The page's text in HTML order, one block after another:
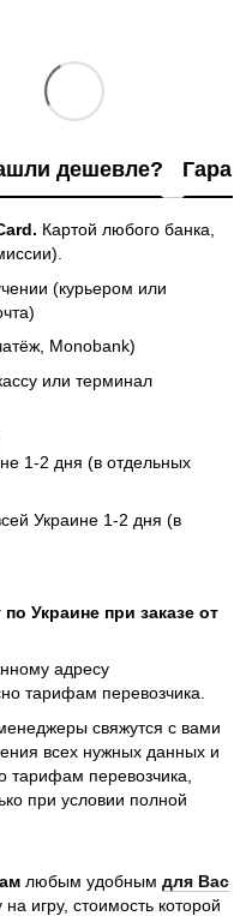
дешевле?
Картой любого банка,
(курьером или
Monobank)
или терминал
1-2 дня (в отдельных
Украине 1-2 дня (в
Украине при заказе от
адресу
тарифам перевозчика.
свяжутся с вами
всех нужных данных и
тарифам перевозчика,
при условии полной
любым удобным для Вас
игру, стоимость которой